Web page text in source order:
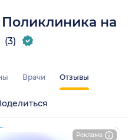
Реклама
на
(3)
Врачи Отзывы